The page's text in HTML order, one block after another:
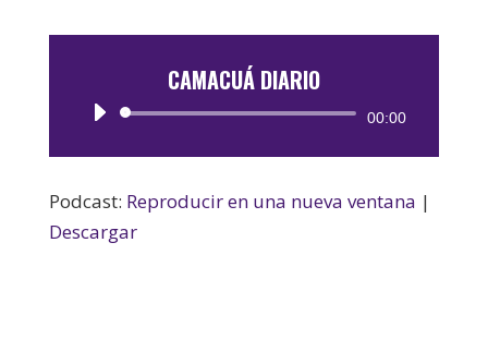
CAMACUÁ DIARIO
Reproductor
00:00
Podcast: Reproducir en una nueva ventana |
Descargar